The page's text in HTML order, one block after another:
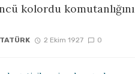
kolordu komutanlığını
2 Ekim 1927 0